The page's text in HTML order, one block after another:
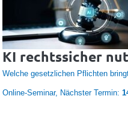
KI rechtssicher
Welche gesetzlichen Pflichten
Online-Seminar, Nächster Termin: